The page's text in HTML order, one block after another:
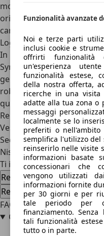
modifiche estetiche non
originale Symbol, che
cambiato nome in
Logan.
In un mercato ancora
Symbol è un’auto valida,
generosa, che si adatta
robustezza dei mercati
quindi, come di
Renault Symbol, tra le
Vesta, la Mitsubishi
Sedan e Virtus, le FIAT
Nissan Versa/Sunny/
Ti interessa la Renault
Renault Symbol usata
Renault Symbol offerte
FAQ
Che vettura è la Renault
Funzionalità avanzate
Noi e terze parti
inclusi cookie e
offrirti
un'esperienza
funzionalità estese,
della nostra offerta,
ricerche in una visita
adatte alla tua zona o
messaggi
localmente se lo
preferiti o nell'ambito
semplifica l'utilizzo del
reinserirlo nelle visite
informazioni basate
concessionari che
vengono utilizzati
informazioni fornite
per 30 giorni e per
tale periodo per
finanziamento.
tali funzionalità
tutto o in parte.